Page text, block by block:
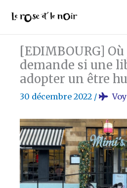
contenu
[EDIMBOURG]
demande si une
adopter un être
30 décembre 2022 /